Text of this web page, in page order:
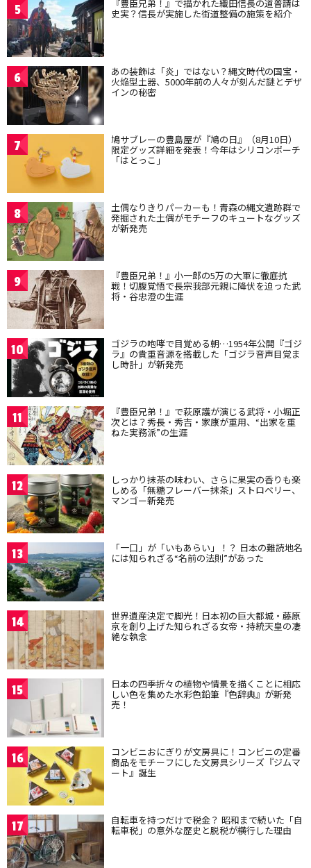
5 『豊臣兄弟！』で描かれた織田信長の道普請は
史実？信長が実施した街道整備の施策を紹介
6 あの装飾は「炎」ではない？縄文時代の国宝・
火焔型土器、5000年前の人々が刻んだ謎とデザ
インの秘密
7 鳩サブレーの豊島屋が『鳩の日』（8月10日）
限定グッズ詳細を発表！今年はシリコンポーチ
「はとっこ」
8 土偶なりきりパーカーも！青森の縄文遺跡群で
発掘された土偶がモチーフのキュートなグッズ
が新発売
9 『豊臣兄弟！』小一郎の5万の大軍に徹底抗
戦！切腹覚悟で長宗我部元親に降伏を迫った武
将・谷忠澄の生涯
10 ゴジラの咆哮で目覚める朝…1954年公開『ゴジ
ラ』の貴重音源を搭載した「ゴジラ音声目覚ま
し時計」が新発売
11 『豊臣兄弟！』で萩原護が演じる武将・小堀正
次とは？秀長・秀吉・家康が重用、“出家を重
ねた実務派”の生涯
12 しっかり抹茶の味わい、さらに果実の香りも楽
しめる「無糖フレーバー抹茶」ストロベリー、
マンゴー新発売
13 「一口」が「いもあらい」！？ 日本の難読地名
には知られざる“名前の法則”があった
14 世界遺産決定で脚光！日本初の巨大都城・藤原
京を創り上げた知られざる女帝・持統天皇の凄
絶な執念
15 日本の四季折々の植物や情景を描くことに相応
しい色を集めた水彩色鉛筆『色辞典』が新発
売！
16 コンビニおにぎりが文房具に！コンビニの定番
商品をモチーフにした文房具シリーズ『ジムマ
ート』誕生
17 自転車を持つだけで税金？ 昭和まで続いた「自
転車税」の意外な歴史と脱税が横行した理由